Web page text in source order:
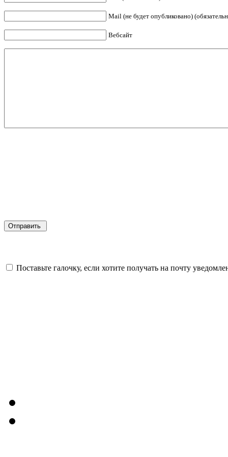
Mail (не будет опубликовано)
Вебсайт
Поставьте галочку, если хотите получать на почту